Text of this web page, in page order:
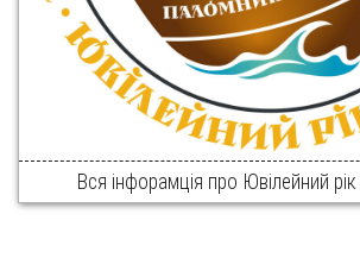
Вся інфорамція про Ювілейний